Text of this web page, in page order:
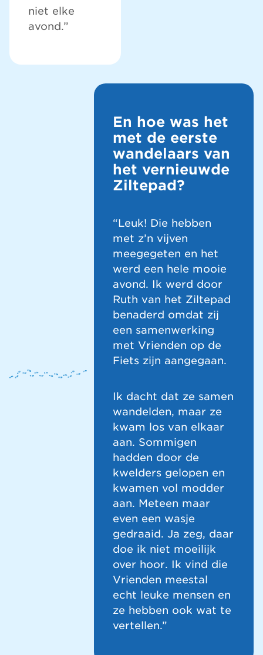
niet elke
avond.”
En hoe was het
met de eerste
wandelaars van
het vernieuwde
Ziltepad?
“Leuk! Die hebben
met z’n vijven
meegegeten en het
werd een hele mooie
avond. Ik werd door
Ruth van het Ziltepad
benaderd omdat zij
een samenwerking
met Vrienden op de
Fiets zijn aangegaan.
Ik dacht dat ze samen
wandelden, maar ze
kwam los van elkaar
aan. Sommigen
hadden door de
kwelders gelopen en
kwamen vol modder
aan. Meteen maar
even een wasje
gedraaid. Ja zeg, daar
doe ik niet moeilijk
over hoor. Ik vind die
Vrienden meestal
echt leuke mensen en
ze hebben ook wat te
vertellen.”